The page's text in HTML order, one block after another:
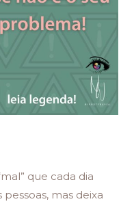
que cada dia
mas deixa